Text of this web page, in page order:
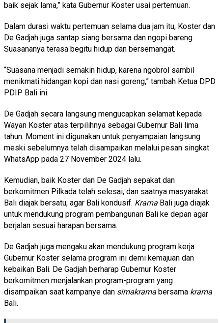
baik sejak lama,” kata Gubernur Koster usai pertemuan.
Dalam durasi waktu pertemuan selama dua jam itu, Koster dan
De Gadjah juga santap siang bersama dan ngopi bareng.
Suasananya terasa begitu hidup dan bersemangat.
“Suasana menjadi semakin hidup, karena ngobrol sambil
menikmati hidangan kopi dan nasi goreng,” tambah Ketua DPD
PDIP Bali ini.
De Gadjah secara langsung mengucapkan selamat kepada
Wayan Koster atas terpilihnya sebagai Gubernur Bali lima
tahun. Moment ini digunakan untuk penyampaian langsung
meski sebelumnya telah disampaikan melalui pesan singkat
WhatsApp pada 27 November 2024 lalu.
Kemudian, baik Koster dan De Gadjah sepakat dan
berkomitmen Pilkada telah selesai, dan saatnya masyarakat
Bali diajak bersatu, agar Bali kondusif. Krama Bali juga diajak
untuk mendukung program pembangunan Bali ke depan agar
berjalan sesuai harapan bersama.
De Gadjah juga mengaku akan mendukung program kerja
Gubernur Koster selama program ini demi kemajuan dan
kebaikan Bali. De Gadjah berharap Gubernur Koster
berkomitmen menjalankan program-program yang
disampaikan saat kampanye dan simakrama bersama krama
Bali.